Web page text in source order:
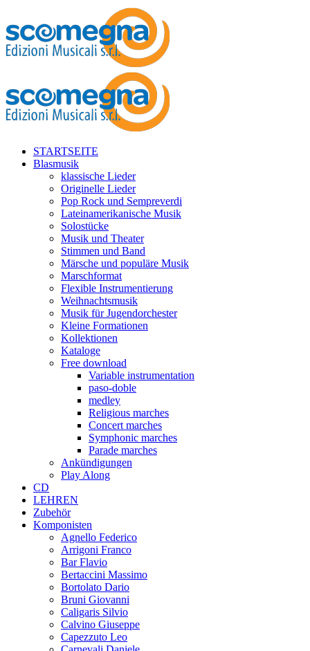
STARTSEITE
Blasmusik
klassische Lieder
Originelle Lieder
Pop Rock und Sempreverdi
Lateinamerikanische Musik
Solostücke
Musik und Theater
Stimmen und Band
Märsche und populäre Musik
Marschformat
Flexible Instrumentierung
Weihnachtsmusik
Musik für Jugendorchester
Kleine Formationen
Kollektionen
Kataloge
Free download
Variable instrumentation
paso-doble
medley
Religious marches
Concert marches
Symphonic marches
Parade marches
Ankündigungen
Play Along
CD
LEHREN
Zubehör
Komponisten
Agnello Federico
Arrigoni Franco
Bar Flavio
Bertaccini Massimo
Bortolato Dario
Bruni Giovanni
Caligaris Silvio
Calvino Giuseppe
Capezzuto Leo